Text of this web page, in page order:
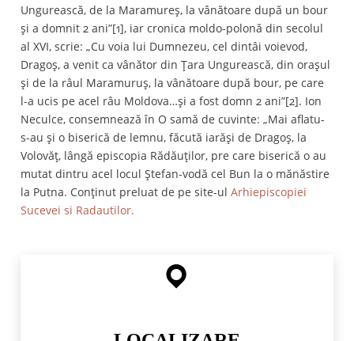
Ungurească, de la Maramureş, la vânătoare după un bour
şi a domnit 2 ani”[1], iar cronica moldo-polonă din secolul
al XVI, scrie: „Cu voia lui Dumnezeu, cel dintâi voievod,
Dragoş, a venit ca vânător din Ţara Ungurească, din oraşul
şi de la râul Maramuruş, la vânătoare după bour, pe care
l-a ucis pe acel râu Moldova…şi a fost domn 2 ani”[2]. Ion
Neculce, consemnează în O samă de cuvinte: „Mai aflatu-
s-au şi o biserică de lemnu, făcută iarăși de Dragoş, la
Volovăţ, lângă episcopia Rădăuţilor, pre care biserică o au
mutat dintru acel locul Ştefan-vodă cel Bun la o mănăstire
la Putna. Conținut preluat de pe site-ul Arhiepiscopiei
Sucevei si Radautilor.